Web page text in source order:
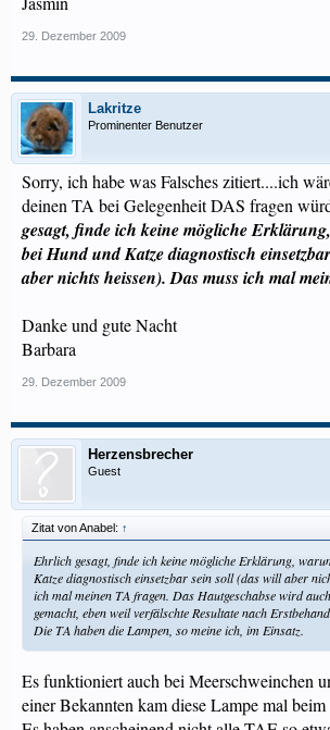
29. Dezember 2009
Lakritze
Prominenter Benutzer
Sorry, ich habe was Falsches zitiert....ich
deinen TA bei Gelegenheit DAS fragen
gesagt, finde ich keine mögliche
bei Hund und Katze diagnostisch
aber nichts heissen). Das muss ich mal
Danke und gute Nacht
Barbara
29. Dezember 2009
Herzensbrecher
Guest
Zitat von Anabel: ↑
Ehrlich gesagt, finde ich keine mögliche Erklärung,
Katze diagnostisch einsetzbar sein soll (das will aber
ich mal meinen TA fragen. Das Hautgeschabse wird
gemacht, eben weil verfälschte Resultate nach
Die TA haben die Lampen, so meine ich, im Einsatz.
Es funktioniert auch bei Meerschweinchen
einer Bekannten kam diese Lampe mal